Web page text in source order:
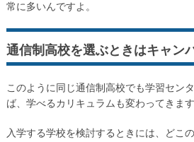
常に多いんですよ。
通信制高校を選ぶときはキャン
このように同じ通信制高校でも学習セン
ば、学べるカリキュラムも変わってきます
入学する学校を検討するときには、どこ